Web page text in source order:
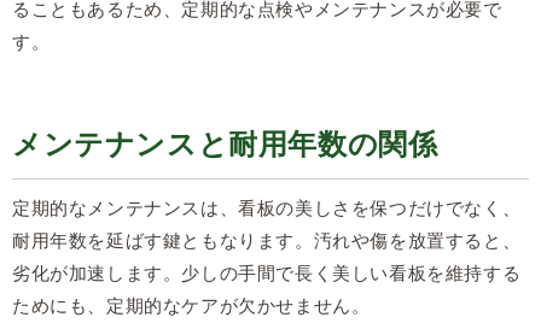
ることもあるため、定期的な点検やメンテナンスが必要で
す。
メンテナンスと耐用年数の関係
定期的なメンテナンスは、看板の美しさを保つだけでなく、
耐用年数を延ばす鍵ともなります。汚れや傷を放置すると、
劣化が加速します。少しの手間で長く美しい看板を維持する
ためにも、定期的なケアが欠かせません。